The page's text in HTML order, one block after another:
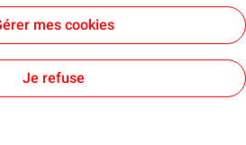
du site
Cookies
au bon fonctionnement du site
d’informations, vous pouvez
mes cookies
Je refuse